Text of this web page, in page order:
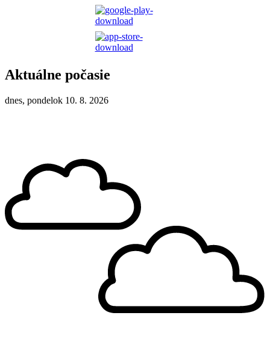
Aktuálne počasie
dnes, pondelok 10. 8. 2026